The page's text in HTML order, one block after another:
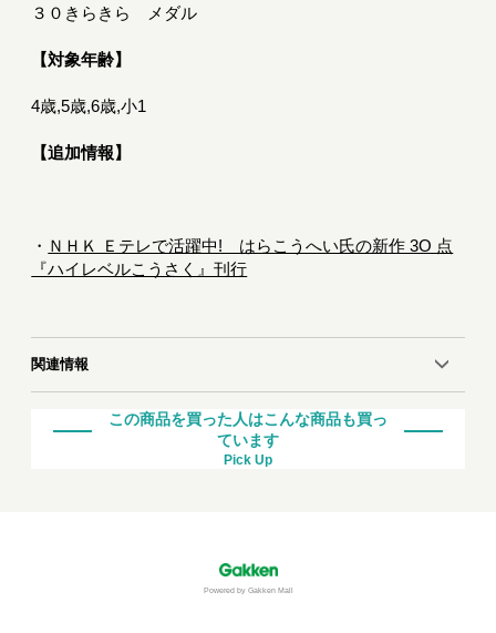
３０きらきら メダル
【対象年齢】
4歳,5歳,6歳,小1
【追加情報】
・ ＮＨＫ Ｅテレで活躍中! はらこうへい氏の新作 3O 点
『ハイレベルこうさく』刊行
関連情報
この商品を買った人はこんな商品も買っ
ています
Pick Up
Powered by Gakken Mall